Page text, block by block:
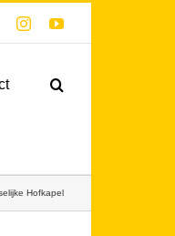
FacebookInstagramYouTube
Hofkapel